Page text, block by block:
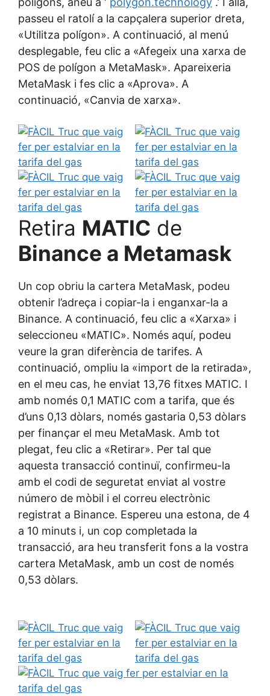
passeu el ratolí a la capçalera superior dreta,
«Utilitza polígon». A continuació, al menú
desplegable, feu clic a «Afegeix una xarxa de
POS de polígon a MetaMask». Apareixeria
MetaMask i fes clic a «Aprova». A
continuació, «Canvia de xarxa».
Retira MATIC de
Binance a Metamask
Un cop obriu la cartera MetaMask, podeu
obtenir l’adreça i copiar-la i enganxar-la a
Binance. A continuació, feu clic a «Xarxa» i
seleccioneu «MATIC». Només aquí, podeu
veure la gran diferència de tarifes. A
continuació, ompliu la «import de la retirada»,
en el meu cas, he enviat 13,76 fitxes MATIC. I
amb només 0,1 MATIC com a tarifa, que és
d’uns 0,13 dòlars, només gastaria 0,53 dòlars
per finançar el meu MetaMask. Amb tot
plegat, feu clic a «Retirar». Per tal que
aquesta transacció continuï, confirmeu-la
amb el codi de seguretat enviat al vostre
número de mòbil i el correu electrònic
registrat a Binance. Espereu una estona, de 4
a 10 minuts i, un cop completada la
transacció, ara heu transferit fons a la vostra
cartera MetaMask, amb un cost de només
0,53 dòlars.